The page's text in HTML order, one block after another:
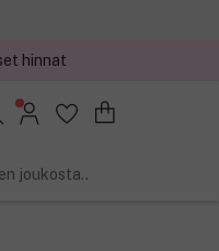
hinnat
joukosta..